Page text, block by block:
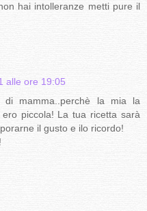
hai intolleranze metti pure il
alle ore 19:05
mamma..perchè la mia la
piccola! La tua ricetta sarà
il gusto e ilo ricordo!